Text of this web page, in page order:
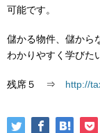
可能です。
儲かる物件、儲から
わかりやすく学びた
残席５ ⇒ http://